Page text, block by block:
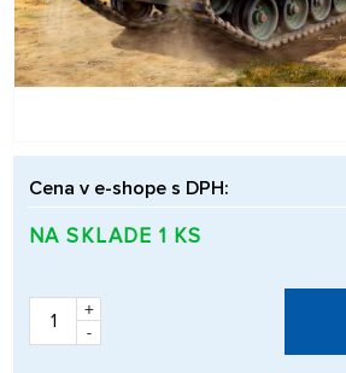
Cena v e-shope s DPH:
NA SKLADE 1 KS
+
-